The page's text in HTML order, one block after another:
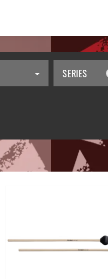
SERIES